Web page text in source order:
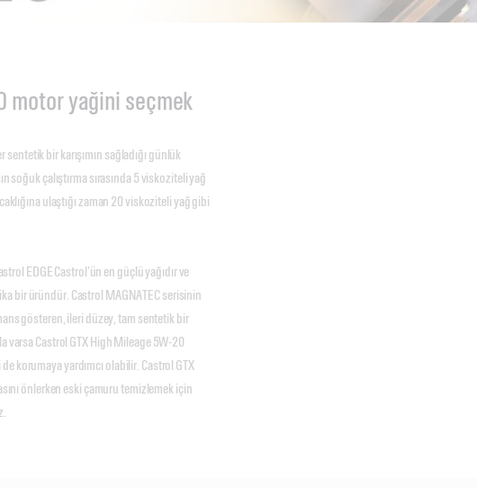
motor yağini seçmek
bir karışımın sağladığı günlük
soğuk çalıştırma sırasında 5 viskoziteli yağ
ulaştığı zaman 20 viskoziteli yağ gibi
EDGE Castrol’ün en güçlü yağıdır ve
bir üründür. Castrol MAGNATEC serisinin
gösteren, ileri düzey, tam sentetik bir
varsa Castrol GTX High Mileage 5W-20
korumaya yardımcı olabilir. Castrol GTX
önlerken eski çamuru temizlemek için